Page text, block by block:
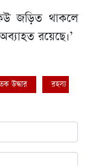
জড়িত থাকলে
রয়েছে।’
উদ্ধার রহস্য